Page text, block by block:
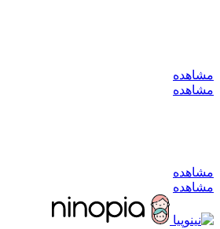
مشاهده
مشاهده
مشاهده
مشاهده